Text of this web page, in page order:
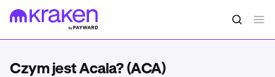
Czym jest Acala? (ACA)